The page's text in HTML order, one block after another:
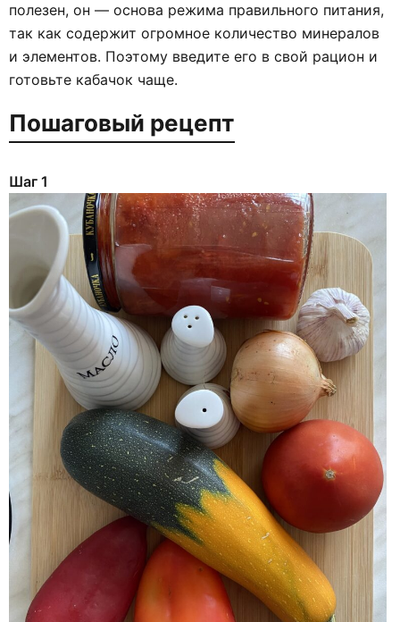
полезен, он — основа режима правильного питания,
так как содержит огромное количество минералов
и элементов. Поэтому введите его в свой рацион и
готовьте кабачок чаще.
Пошаговый рецепт
Шаг 1